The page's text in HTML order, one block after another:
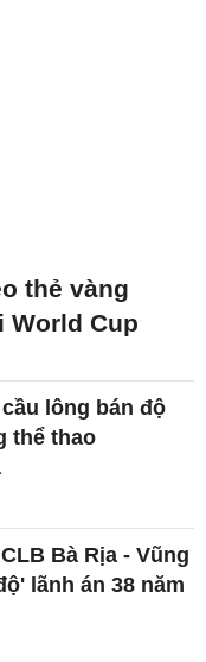
thẻ vàng
World Cup
lông bán độ
thể thao
Bà Rịa - Vũng
lãnh án 38 năm